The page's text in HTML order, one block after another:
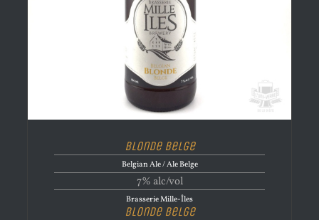
Blonde Belge
Belgian Ale / Ale Belge
7% alc/vol
Brasserie Mille-Îles
Blonde Belge